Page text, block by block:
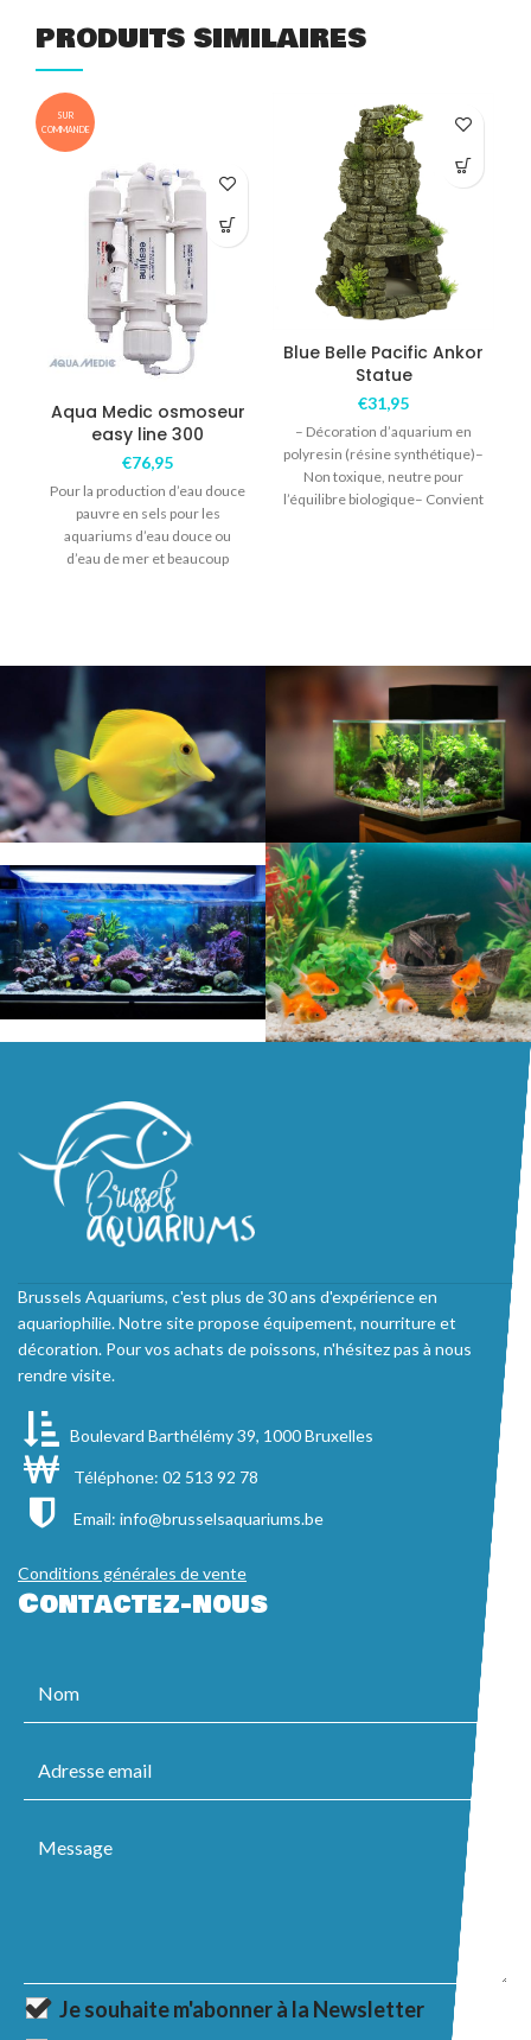
PRODUITS SIMILAIRES
SUR
COMMANDE
Aqua Medic osmoseur
easy line 300
€76,95
Pour la production d’eau douce
pauvre en sels pour les
aquariums d’eau douce ou
d’eau de mer et beaucoup
Blue Belle Pacific Ankor
Statue
€31,95
– Décoration d’aquarium en
polyresin (résine synthétique)–
Non toxique, neutre pour
l’équilibre biologique– Convient
Brussels Aquariums, c'est plus de 30 ans d'expérience en
aquariophilie. Notre site propose équipement, nourriture et
décoration. Pour vos achats de poissons, n'hésitez pas à nous
rendre visite.
Boulevard Barthélémy 39, 1000 Bruxelles
Téléphone: 02 513 92 78
Email: info@brusselsaquariums.be
Conditions générales de vente
Contactez-nous
Je souhaite m'abonner à la Newsletter